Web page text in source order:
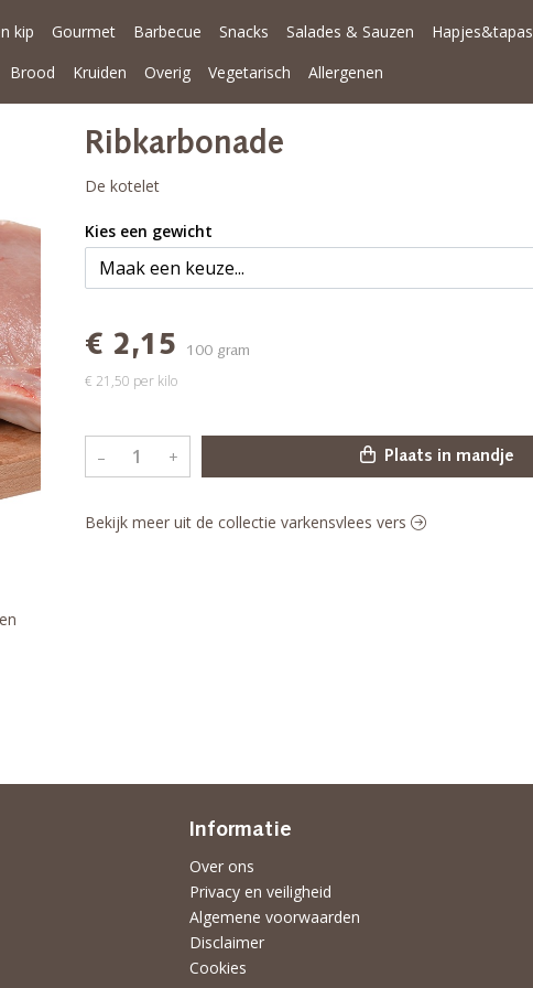
kip Gourmet Barbecue Snacks Salades & Sauzen
Hapjes&tapas
Brood Kruiden Overig Vegetarisch Allergenen
Ribkarbonade
De kotelet
Kies een gewicht
€ 2,15 100 gram
€ 21,50 per kilo
– + Plaats in mandje
Bekijk meer uit de collectie varkensvlees vers
Informatie
Over ons
Privacy en veiligheid
Algemene voorwaarden
Disclaimer
Cookies